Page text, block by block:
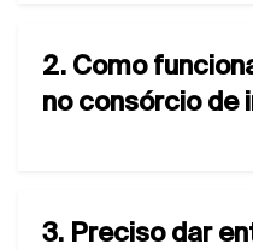
2. Como
no consórcio de
3. Preciso dar